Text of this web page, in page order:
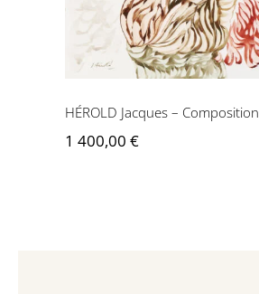
HÉROLD Jacques – Composition
1 400,00 €